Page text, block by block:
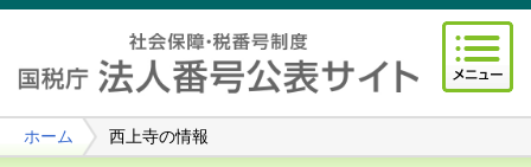
ホーム 西上寺の情報